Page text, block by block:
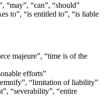
“may”, “can”, “should”
to”, “is entitled to”, “is liable
majeure”, “time is of the
efforts”
“limitation of liability”
“severability”, “entire